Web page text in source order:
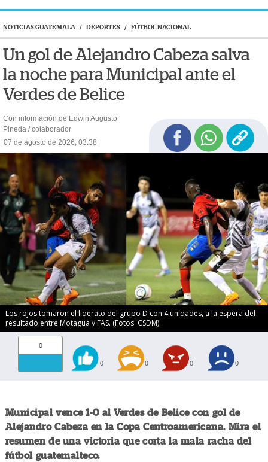
NOTICIAS GUATEMALA / DEPORTES / FÚTBOL NACIONAL
Un gol de Alejandro Cabeza salva
la noche para Municipal ante el
Verdes de Belice
Con información de Edwin Augusto
Pineda / colaborador
07 de agosto de 2026, 03:38
Los rojos tomaron el liderato del grupo D con 4 unidades, a la espera del
resultado entre Motagua y FAS. (Fotos: CSDM)
0
0 0 0 0
Municipal vence 1-0 al Verdes de Belice con gol de
Alejandro Cabeza en la Copa Centroamericana. Mira el
resumen de una victoria que corta la mala racha del
fútbol guatemalteco.